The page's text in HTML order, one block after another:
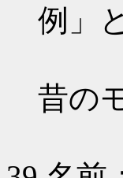
例」
昔の